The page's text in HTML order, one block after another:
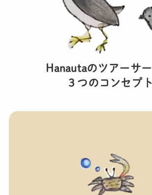
Hanautaのツアーサ
３つのコンセプト